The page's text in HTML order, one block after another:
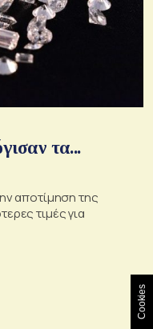
τα...
αποτίμηση της
τιμές για
Cookies